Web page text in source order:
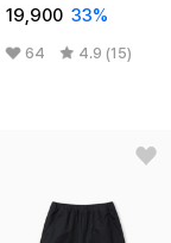
19,900 33%
64 4.9 (15)